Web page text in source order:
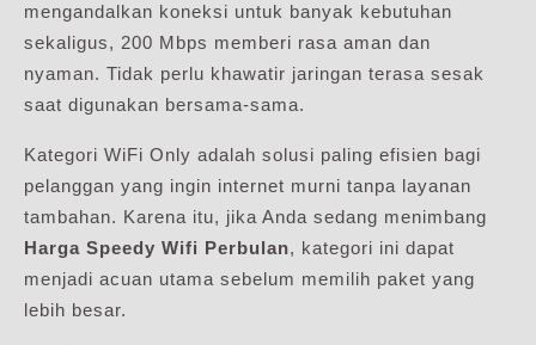
mengandalkan koneksi untuk banyak kebutuhan
sekaligus, 200 Mbps memberi rasa aman dan
nyaman. Tidak perlu khawatir jaringan terasa sesak
saat digunakan bersama-sama.
Kategori WiFi Only adalah solusi paling efisien bagi
pelanggan yang ingin internet murni tanpa layanan
tambahan. Karena itu, jika Anda sedang menimbang
Harga Speedy Wifi Perbulan, kategori ini dapat
menjadi acuan utama sebelum memilih paket yang
lebih besar.